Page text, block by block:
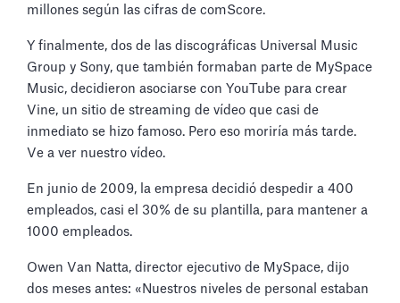
millones según las cifras de comScore.
Y finalmente, dos de las discográficas Universal Music
Group y Sony, que también formaban parte de MySpace
Music, decidieron asociarse con YouTube para crear
Vine, un sitio de streaming de vídeo que casi de
inmediato se hizo famoso. Pero eso moriría más tarde.
Ve a ver nuestro vídeo.
En junio de 2009, la empresa decidió despedir a 400
empleados, casi el 30% de su plantilla, para mantener a
1000 empleados.
Owen Van Natta, director ejecutivo de MySpace, dijo
dos meses antes: «Nuestros niveles de personal estaban